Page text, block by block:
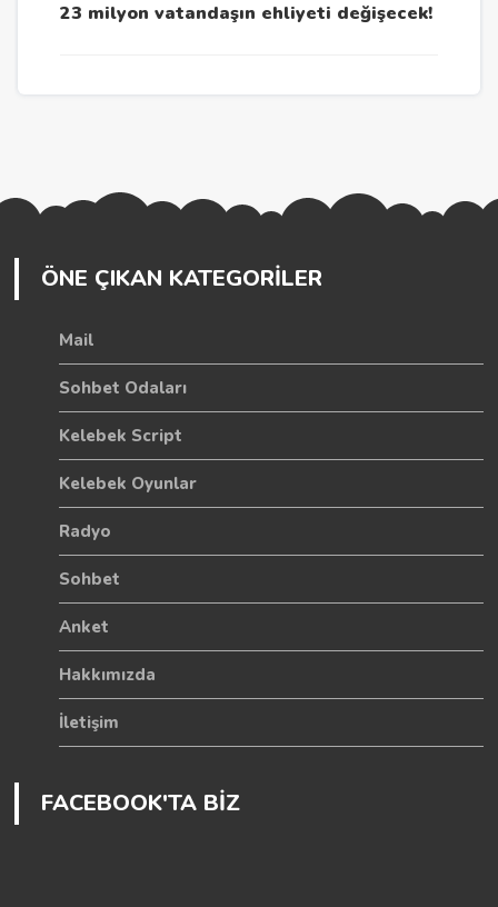
23 milyon vatandaşın ehliyeti değişecek!
ÖNE ÇIKAN KATEGORİLER
Mail
Sohbet Odaları
Kelebek Script
Kelebek Oyunlar
Radyo
Sohbet
Anket
Hakkımızda
İletişim
FACEBOOK'TA BİZ